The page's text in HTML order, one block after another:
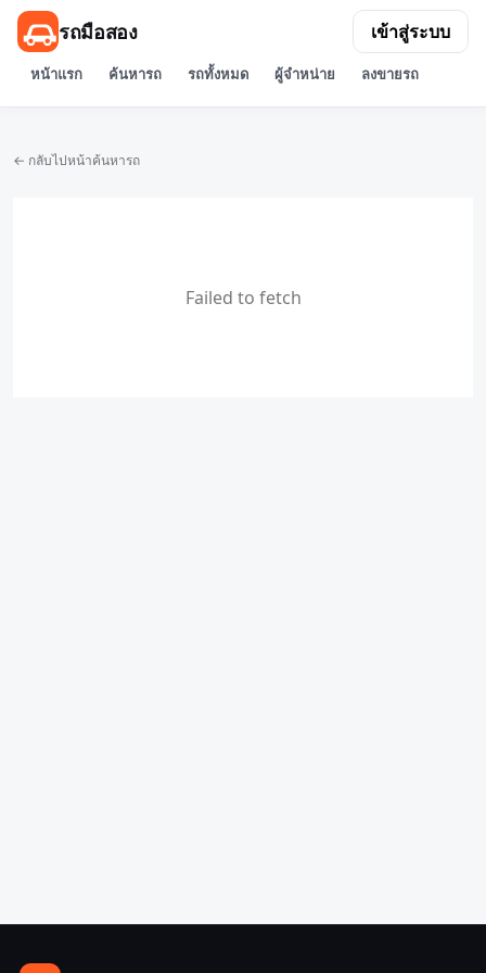
รถมือสอง
หน้าแรก ค้นหารถ รถทั้งหมด ผู้จำหน่าย ลงขายรถ
เข้าสู่ระบบ
← กลับไปหน้าค้นหารถ
Failed to fetch